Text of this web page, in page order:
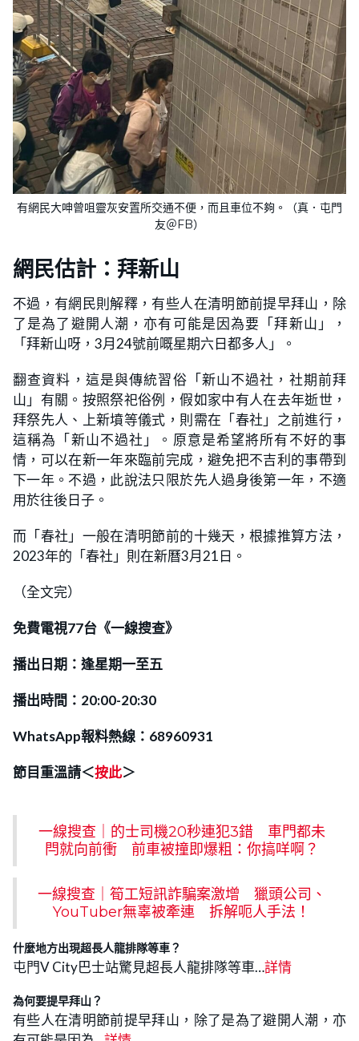
有網民大呻曾咀靈灰安置所交通不便，而且車位不夠。（真．屯門
友＠FB）
網民估計：拜新山
不過，有網民則解釋，有些人在清明節前提早拜山，除
了是為了避開人潮，亦有可能是因為要「拜新山」，
「拜新山呀，3月24號前嘅星期六日都多人」。
翻查資料，這是與傳統習俗「新山不過社，社期前拜
山」有關。按照祭祀俗例，假如家中有人在去年逝世，
拜祭先人、上新墳等儀式，則需在「春社」之前進行，
這稱為「新山不過社」。原意是希望將所有不好的事
情，可以在新一年來臨前完成，避免把不吉利的事帶到
下一年。不過，此說法只限於先人過身後第一年，不適
用於往後日子。
而「春社」一般在清明節前的十幾天，根據推算方法，
2023年的「春社」則在新曆3月21日。
（全文完）
免費電視77台《一線搜查》
播出日期：逢星期一至五
播出時間：20:00-20:30
WhatsApp報料熱線：68960931
節目重溫請＜按此＞
一線搜查｜的士司機20秒連犯3錯 車門都未
閂就向前衝 前車被撞即爆粗：你搞咩啊？
一線搜查｜筍工短訊詐騙案激增 獵頭公司、
YouTuber無辜被牽連 拆解呃人手法！
什麼地方出現超長人龍排隊等車？
屯門V City巴士站驚見超長人龍排隊等車…詳情
為何要提早拜山？
有些人在清明節前提早拜山，除了是為了避開人潮，亦